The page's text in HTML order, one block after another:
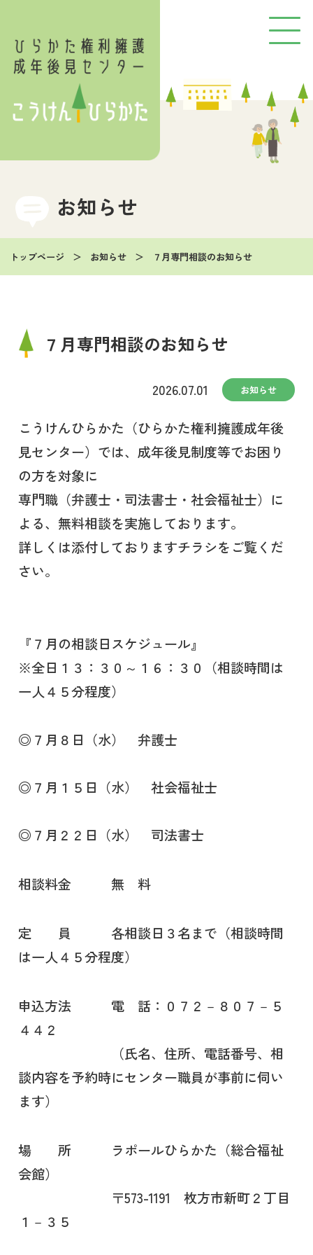
お知らせ
トップページ お知らせ ７月専門相談のお知らせ
７月専門相談のお知らせ
2026.07.01 お知らせ
こうけんひらかた（ひらかた権利擁護成年後
見センター）では、成年後見制度等でお困り
の方を対象に
専門職（弁護士・司法書士・社会福祉士）に
よる、無料相談を実施しております。
詳しくは添付しておりますチラシをご覧くだ
さい。
『７月の相談日スケジュール』
※全日１３：３０～１６：３０（相談時間は
一人４５分程度）
◎７月８日（水） 弁護士
◎７月１５日（水） 社会福祉士
◎７月２２日（水） 司法書士
相談料金 無 料
定 員 各相談日３名まで（相談時間
は一人４５分程度）
申込方法 電 話：０７２－８０７－５
４４２
（氏名、住所、電話番号、相
談内容を予約時にセンター職員が事前に伺い
ます）
場 所 ラポールひらかた（総合福祉
会館）
〒573-1191 枚方市新町２丁目
１－３５